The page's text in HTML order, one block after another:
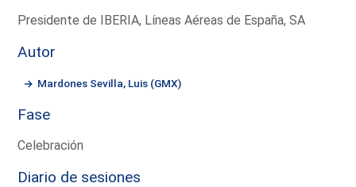
Presidente de IBERIA, Líneas Aéreas de España, SA
Autor
Mardones Sevilla, Luis (GMX)
Fase
Celebración
Diario de sesiones